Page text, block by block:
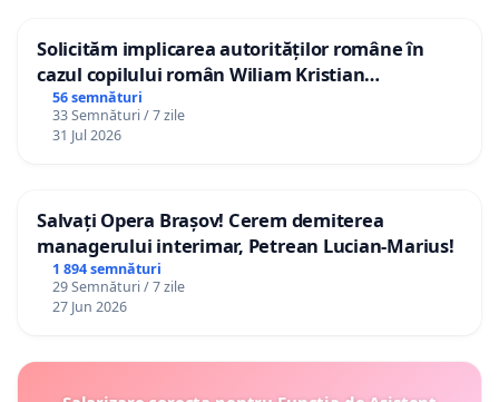
Solicităm implicarea autorităților române în
cazul copilului român Wiliam Kristian
Gheorghe, aflat în plasament în Danemarca de
12 ani
56 semnături
33 Semnături / 7 zile
31 Jul 2026
Salvați Opera Brașov! Cerem demiterea
managerului interimar, Petrean Lucian-Marius!
1 894 semnături
29 Semnături / 7 zile
27 Jun 2026